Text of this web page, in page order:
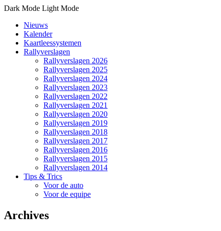
Dark Mode Light Mode
Nieuws
Kalender
Kaartleessystemen
Rallyverslagen
Rallyverslagen 2026
Rallyverslagen 2025
Rallyverslagen 2024
Rallyverslagen 2023
Rallyverslagen 2022
Rallyverslagen 2021
Rallyverslagen 2020
Rallyverslagen 2019
Rallyverslagen 2018
Rallyverslagen 2017
Rallyverslagen 2016
Rallyverslagen 2015
Rallyverslagen 2014
Tips & Trics
Voor de auto
Voor de equipe
Archives